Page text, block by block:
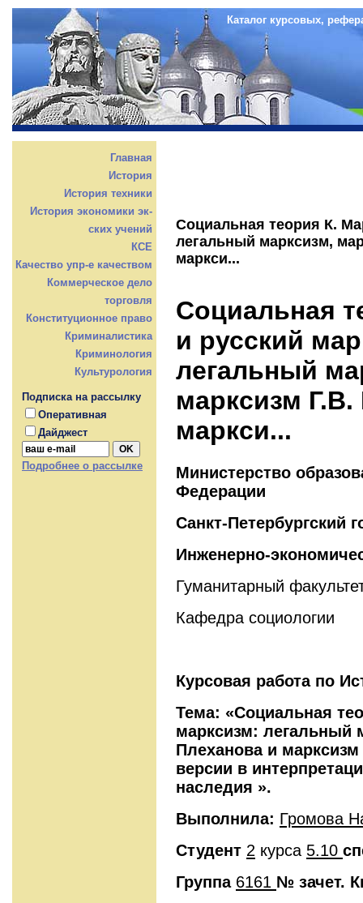
Каталог курсовых,
Главная
История
История техники
История экономики эк-
ских учений
КСЕ
Качество упр-е качеством
Коммерческое дело
торговля
Конституционное право
Криминалистика
Криминология
Культурология
Подписка на рассылку
Оперативная
Дайджест
Подробнее о рассылке
Социальная теория К.
легальный марксизм,
маркси...
Социальная
и русский
легальный
марксизм
маркси...
Министерство
Федерации
Санкт-Петербургский
Инженерно-
Гуманитарный
Кафедра социологии
Курсовая работа по
Тема: «Социальная
марксизм: легальный
Плеханова и
версии в
наследия ».
Выполнила: Громова
Студент 2 курса 5.10
Группа 6161 № зачет.